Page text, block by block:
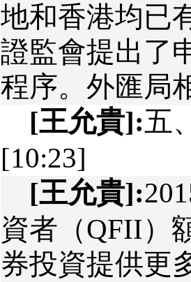
地和香港均已
證監會提出了
程序。外匯局
[王允貴]:五
[10:23]
[王允貴]:
資者（QFII）
券投資提供更